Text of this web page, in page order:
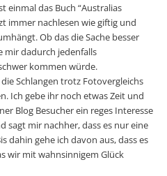
einmal das Buch “Australias
immer nachlesen wie giftig und
Ob das die Sache besser
mir dadurch jedenfalls
kommen würde.
Schlangen trotz Fotovergleichs
Ich gebe ihr noch etwas Zeit und
Blog Besucher ein reges Interesse
sagt mir nachher, dass es nur eine
dahin gehe ich davon aus, dass es
wir mit wahnsinnigem Glück